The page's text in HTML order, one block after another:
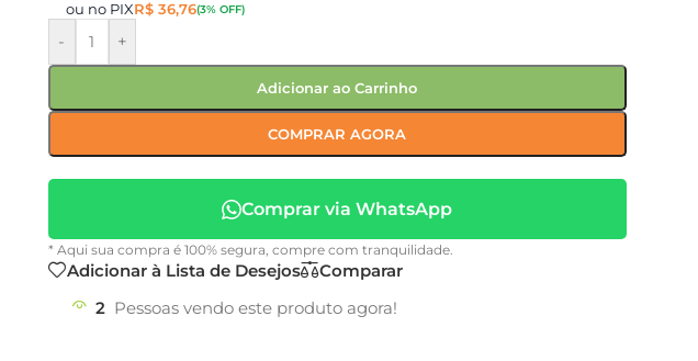
ou no PIXR$36,76(3% OFF)
- +
Adicionar ao Carrinho
COMPRAR AGORA
Comprar via WhatsApp
* Aqui sua compra é 100% segura, compre com tranquilidade.
Adicionar à Lista de Desejos
Comparar
2 Pessoas vendo este produto agora!